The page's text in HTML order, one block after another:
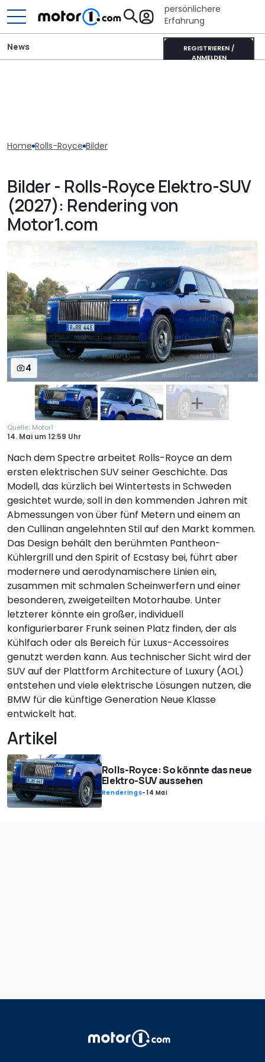
persönlichere
Erfahrung
REGISTRIEREN /
ANMELDEN
News
Home Rolls-Royce Bilder
Bilder - Rolls-Royce Elektro-SUV
(2027): Rendering von
Motor1.com
4
Quelle: Motor1
14. Mai um12:59 Uhr
Nach dem Spectre arbeitet Rolls-Royce an dem
ersten elektrischen SUV seiner Geschichte. Das
Modell, das kürzlich bei Wintertests in Schweden
gesichtet wurde, soll in den kommenden Jahren mit
Abmessungen von über fünf Metern und einem an
den Cullinan angelehnten Stil auf den Markt kommen.
Das Design behält den berühmten Pantheon-
Kühlergrill und den Spirit of Ecstasy bei, führt aber
modernere und aerodynamischere Linien ein,
zusammen mit schmalen Scheinwerfern und einer
besonderen, zweigeteilten Motorhaube. Unter
letzterer könnte ein großer, individuell
konfigurierbarer Frunk seinen Platz finden, der als
Kühlfach oder als Bereich für Luxus-Accessoires
genutzt werden kann. Aus technischer Sicht wird der
SUV auf der Plattform Architecture of Luxury (AOL)
entstehen und viele elektrische Lösungen nutzen, die
BMW für die künftige Generation Neue Klasse
entwickelt hat.
Artikel
Rolls-Royce: So könnte das neue
Elektro-SUV aussehen
Renderings-14 Mai